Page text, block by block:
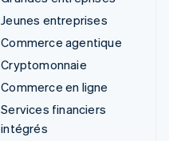
Jeunes entreprises
Commerce agentique
Cryptomonnaie
Commerce en ligne
Services financiers
intégrés